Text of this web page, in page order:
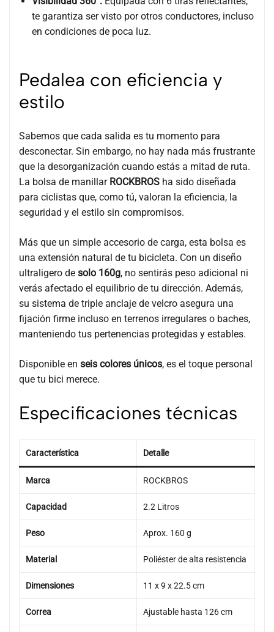
te garantiza ser visto por otros conductores, incluso
en condiciones de poca luz.
Pedalea con eficiencia y
estilo
Sabemos que cada salida es tu momento para
desconectar. Sin embargo, no hay nada más frustrante
que la desorganización cuando estás a mitad de ruta.
La bolsa de manillar ROCKBROS ha sido diseñada
para ciclistas que, como tú, valoran la eficiencia, la
seguridad y el estilo sin compromisos.
Más que un simple accesorio de carga, esta bolsa es
una extensión natural de tu bicicleta. Con un diseño
ultraligero de solo 160g, no sentirás peso adicional ni
verás afectado el equilibrio de tu dirección. Además,
su sistema de triple anclaje de velcro asegura una
fijación firme incluso en terrenos irregulares o baches,
manteniendo tus pertenencias protegidas y estables.
Disponible en seis colores únicos, es el toque personal
que tu bici merece.
Especificaciones técnicas
Característica Detalle
Marca ROCKBROS
Capacidad 2.2 Litros
Peso Aprox. 160 g
Material Poliéster de alta resistencia
Dimensiones 11 x 9 x 22.5 cm
Correa Ajustable hasta 126 cm